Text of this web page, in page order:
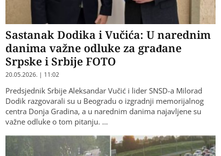
Sastanak Dodika i Vučića: U narednim
danima važne odluke za građane
Srpske i Srbije FOTO
20.05.2026. | 11:02
Predsjednik Srbije Aleksandar Vučić i lider SNSD-a Milorad
Dodik razgovarali su u Beogradu o izgradnji memorijalnog
centra Donja Gradina, a u narednim danima najavljene su
važne odluke o tom pitanju. …